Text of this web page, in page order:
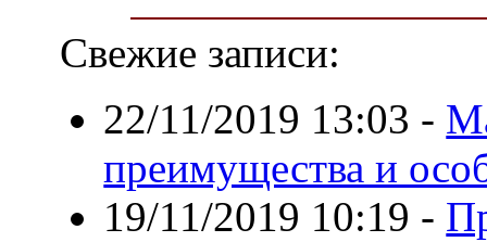
Свежие записи:
22/11/2019 13:03 -
преимущества и
19/11/2019 10:19 -